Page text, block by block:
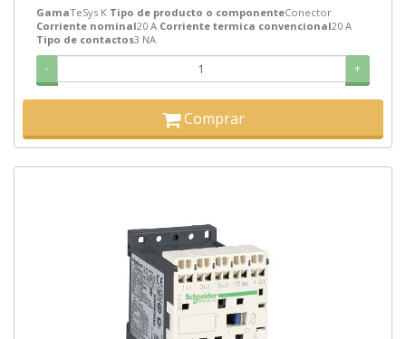
GamaTeSys K Tipo de producto o componenteConector
Corriente nominal20 A Corriente termica convencional20 A
Tipo de contactos3 NA
- +
Comprar